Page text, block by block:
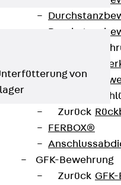
Zurück
FERBOX®
GFK-Bewehrung
Zurück
von